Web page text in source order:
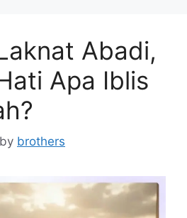
Abadi,
Apa Iblis
by brothers